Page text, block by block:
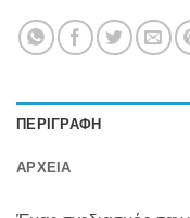
ΠΕΡΙΓΡΑΦΉ
ΑΡΧΕΊΑ